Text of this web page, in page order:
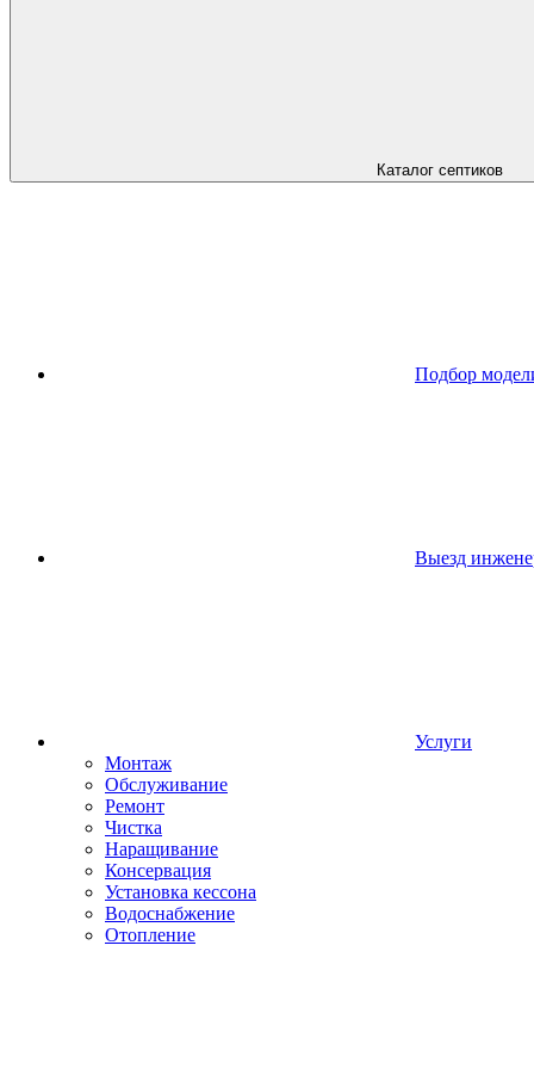
Каталог септиков
Подбор
Выезд
Услуги
Монтаж
Обслуживание
Ремонт
Чистка
Наращивание
Консервация
Установка кессона
Водоснабжение
Отопление